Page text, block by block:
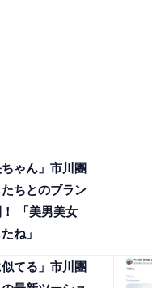
ちゃん」市川團
ちとのブラン
「美男美女
ね」
似てる」市川團